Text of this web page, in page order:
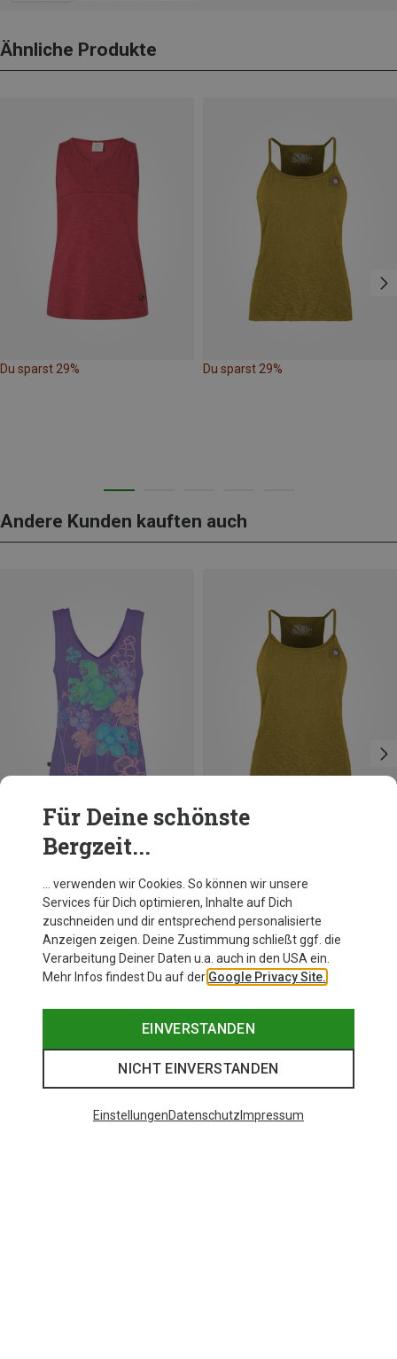
Ähnliche Produkte
Du sparst 29% Du sparst 29%
Andere Kunden kauften auch
Damen Nancy Top
Für Deine schönste
Bergzeit...
… verwenden wir Cookies. So können wir unsere
Services für Dich optimieren, Inhalte auf Dich
zuschneiden und dir entsprechend personalisierte
Anzeigen zeigen. Deine Zustimmung schließt ggf. die
Verarbeitung Deiner Daten u.a. auch in den USA ein.
Mehr Infos findest Du auf der Google Privacy Site.
EINVERSTANDEN
NICHT EINVERSTANDEN
EinstellungenDatenschutz Impressum